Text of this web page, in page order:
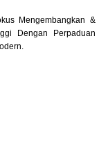
Mengembangkan &
Dengan Perpaduan